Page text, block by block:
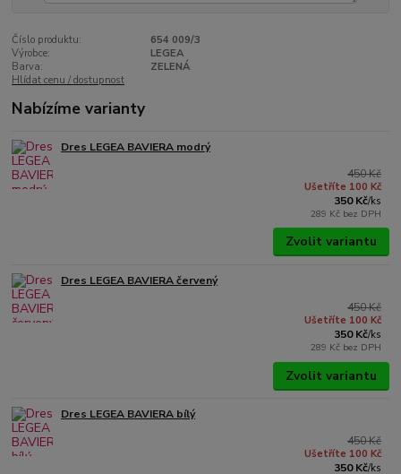
Číslo produktu:
654 009/3
Výrobce:
LEGEA
Barva:
ZELENÁ
Hlídat cenu / dostupnost
Nabízíme varianty
Dres LEGEA BAVIERA modrý
450 Kč
Ušetříte 100 Kč
350 Kč/ks
289 Kč bez DPH
Zvolit variantu
Dres LEGEA BAVIERA červený
450 Kč
Ušetříte 100 Kč
350 Kč/ks
289 Kč bez DPH
Zvolit variantu
Dres LEGEA BAVIERA bílý
450 Kč
Ušetříte 100 Kč
350 Kč/ks